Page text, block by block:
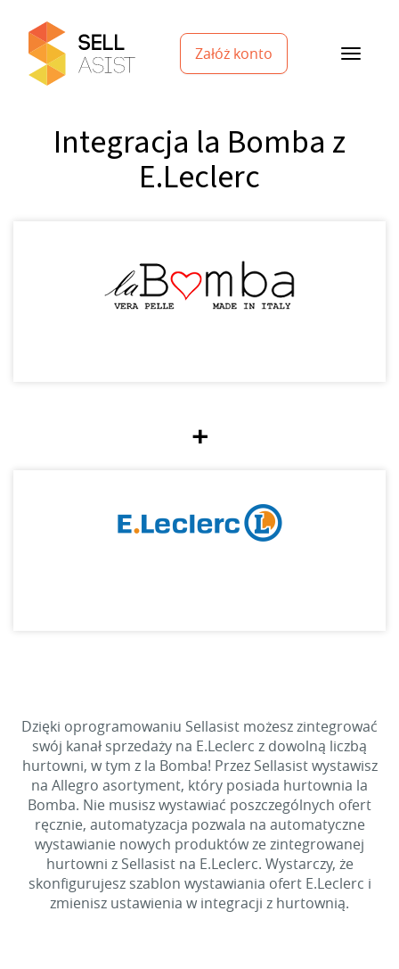
Załóż konto
Integracja la Bomba z
E.Leclerc
+
Dzięki oprogramowaniu Sellasist możesz zintegrować
swój kanał sprzedaży na E.Leclerc z dowolną liczbą
hurtowni, w tym z la Bomba! Przez Sellasist wystawisz
na Allegro asortyment, który posiada hurtownia la
Bomba. Nie musisz wystawiać poszczególnych ofert
ręcznie, automatyzacja pozwala na automatyczne
wystawianie nowych produktów ze zintegrowanej
hurtowni z Sellasist na E.Leclerc. Wystarczy, że
skonfigurujesz szablon wystawiania ofert E.Leclerc i
zmienisz ustawienia w integracji z hurtownią.